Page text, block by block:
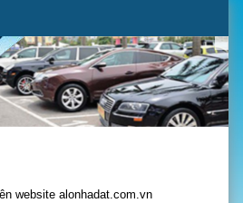
website alonhadat.com.vn